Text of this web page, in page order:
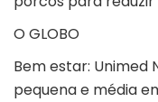
O GLOBO
Bem estar: Unimed
pequena e média